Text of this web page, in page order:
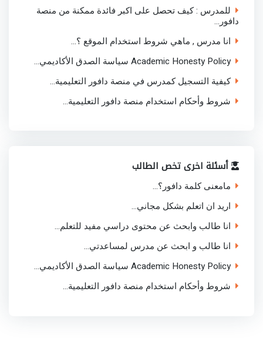
للمدرس : كيف تحصل على اكبر فائدة ممكنة من منصة
دافور...
انا مدرس , ماهي شروط استخدام الموقع ؟...
Academic Honesty Policy سياسة الصدق الأكاديمي...
كيفية التسجيل كمدرس في منصة دافور التعليمية...
شروط وأحكام استخدام منصة دافور التعليمية...
أسئلة اخرى تخص الطالب
مامعنى كلمة دافور؟...
اريد ان اتعلم بشكل مجاني...
انا طالب وابحث عن محتوى دراسي مفيد للتعلم...
انا طالب و ابحث عن مدرس لمساعدتي...
Academic Honesty Policy سياسة الصدق الأكاديمي...
شروط وأحكام استخدام منصة دافور التعليمية...